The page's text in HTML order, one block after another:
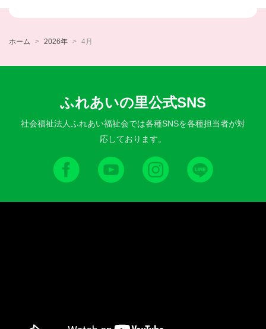
ホーム 2026年 4月
ふれあいの里公式SNS
社会福祉法人ふれあい福祉会では各種SNSを各種担当者が対
応しております。